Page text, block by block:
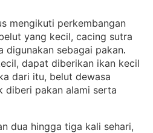
mengikuti perkembangan
yang kecil, cacing sutra
digunakan sebagai pakan
dapat diberikan ikan kecil
dari itu, belut dewasa
diberi pakan alami serta
dua hingga tiga kali sehari,